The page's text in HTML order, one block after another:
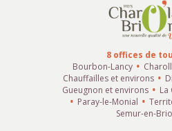
8 offices de
Bourbon-Lancy
Chauffailles et environs
Gueugnon et environs
La
Paray-le-Monial
Semur-en-